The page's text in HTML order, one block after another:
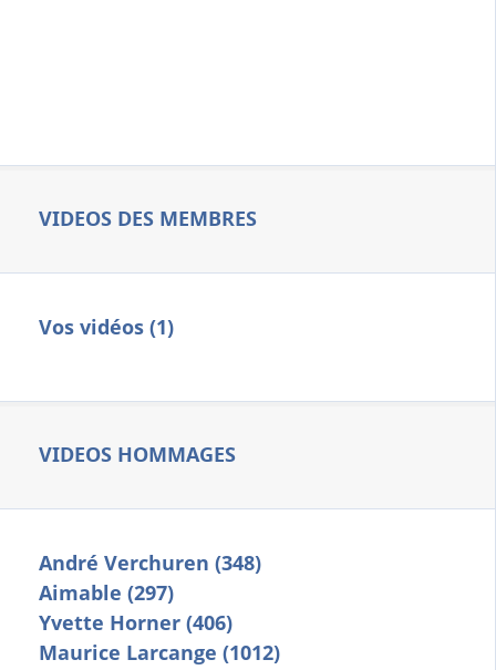
VIDEOS DES MEMBRES
Vos vidéos (1)
VIDEOS HOMMAGES
André Verchuren (348)
Aimable (297)
Yvette Horner (406)
Maurice Larcange (1012)